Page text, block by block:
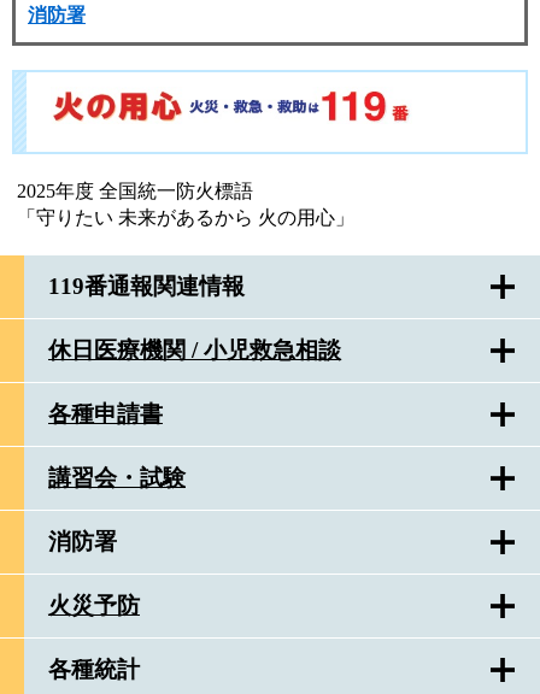
2025年度 全国統一防火標語
「守りたい 未来があるから 火の用心」
119番通報関連情報
休日医療機関 / 小児救急相談
各種申請書
講習会・試験
消防署
火災予防
各種統計
消防署